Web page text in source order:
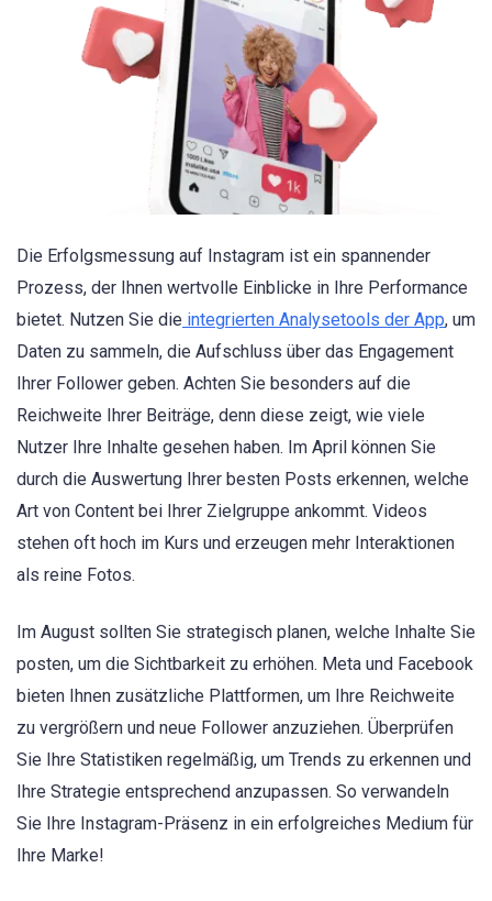
Die Erfolgsmessung auf Instagram ist ein spannender
Prozess, der Ihnen wertvolle Einblicke in Ihre Performance
bietet. Nutzen Sie die integrierten Analysetools der App, um
Daten zu sammeln, die Aufschluss über das Engagement
Ihrer Follower geben. Achten Sie besonders auf die
Reichweite Ihrer Beiträge, denn diese zeigt, wie viele
Nutzer Ihre Inhalte gesehen haben. Im April können Sie
durch die Auswertung Ihrer besten Posts erkennen, welche
Art von Content bei Ihrer Zielgruppe ankommt. Videos
stehen oft hoch im Kurs und erzeugen mehr Interaktionen
als reine Fotos.
Im August sollten Sie strategisch planen, welche Inhalte Sie
posten, um die Sichtbarkeit zu erhöhen. Meta und Facebook
bieten Ihnen zusätzliche Plattformen, um Ihre Reichweite
zu vergrößern und neue Follower anzuziehen. Überprüfen
Sie Ihre Statistiken regelmäßig, um Trends zu erkennen und
Ihre Strategie entsprechend anzupassen. So verwandeln
Sie Ihre Instagram-Präsenz in ein erfolgreiches Medium für
Ihre Marke!